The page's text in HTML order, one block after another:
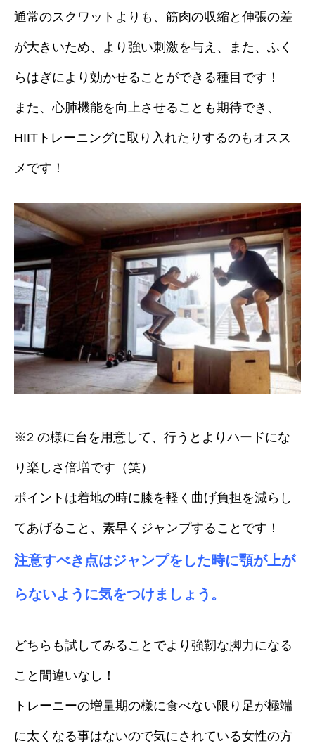
通常のスクワットよりも、筋肉の収縮と伸張の差
が大きいため、より強い刺激を与え、また、ふく
らはぎにより効かせることができる種目です！
また、心肺機能を向上させることも期待でき、
HIITトレーニングに取り入れたりするのもオスス
メです！
※2 の様に台を用意して、行うとよりハードにな
り楽しさ倍増です（笑）
ポイントは着地の時に膝を軽く曲げ負担を減らし
てあげること、素早くジャンプすることです！
注意すべき点はジャンプをした時に顎が上が
らないように気をつけましょう。
どちらも試してみることでより強靭な脚力になる
こと間違いなし！
トレーニーの増量期の様に食べない限り足が極端
に太くなる事はないので気にされている女性の方